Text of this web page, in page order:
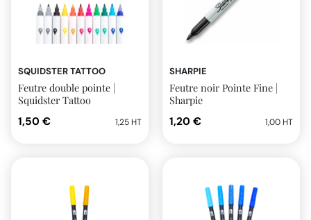
SQUIDSTER TATTOO
Feutre double pointe |
Squidster Tattoo
1,50 €
1,25 HT
SHARPIE
Feutre noir Pointe Fine |
Sharpie
1,20 €
1,00 HT